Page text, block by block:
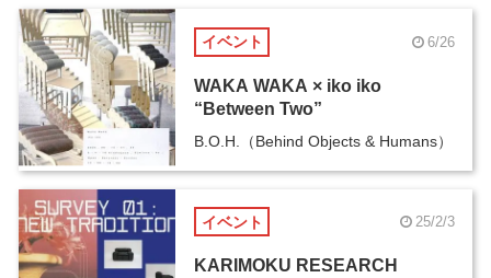
COLUMN
コラム イベント 6/26
WAKA WAKA × iko iko
“Between Two”
B.O.H.（Behind Objects & Humans）
イベント 25/2/3
KARIMOKU RESEARCH